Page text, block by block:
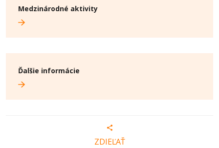
Medzinárodné aktivity
Ďalšie informácie
ZDIEĽAŤ